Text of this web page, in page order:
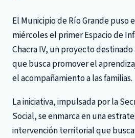
El Municipio de Río Grande puso
miércoles el primer Espacio de
Chacra IV, un proyecto destinado
que busca promover el
el acompañamiento a las familias.
La iniciativa, impulsada por la
Social, se enmarca en una
intervención territorial que